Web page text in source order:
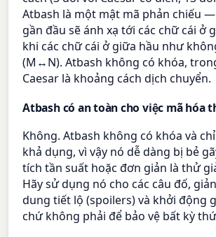
Atbash là một mật mã phản chiếu
gần đầu sẽ ánh xạ tới các chữ cái ở
khi các chữ cái ở giữa hầu như
(M↔N). Atbash không có khóa,
Caesar là khoảng cách dịch chuyển.
Atbash có an toàn cho việc mã hóa
Không. Atbash không có khóa và
khả dụng, vì vậy nó dễ dàng bị bẻ
tích tần suất hoặc đơn giản là thử
Hãy sử dụng nó cho các câu đố,
dung tiết lộ (spoilers) và khởi động
chứ không phải để bảo vệ bất kỳ